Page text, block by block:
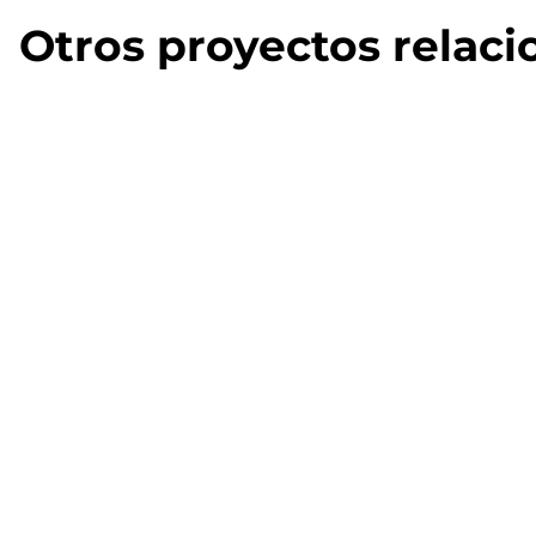
Otros proyectos